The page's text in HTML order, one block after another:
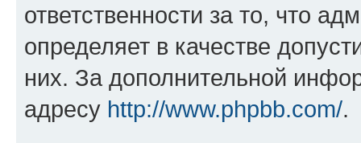
ответственности за то, что
определяет в качестве
них. За дополнительной
адресу http://www.phpbb.com/.